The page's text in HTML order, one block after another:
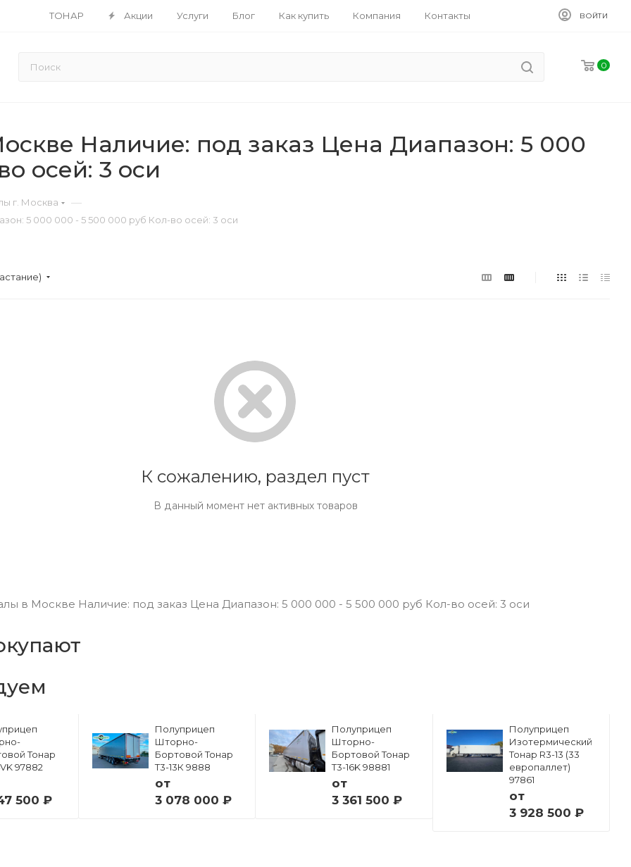
ТОНАР Акции Услуги Блог Как купить Компания Контакты ВОЙТИ
0
Наличие: под заказ Цена Диапазон: 5 000
осей: 3 оси
г. Москва —
5 000 000 - 5 500 000 руб Кол-во осей: 3 оси
К сожалению, раздел пуст
В данный момент нет активных товаров
в Москве Наличие: под заказ Цена Диапазон: 5 000 000 - 5 500 000 руб Кол-во осей: 3 оси
Тонар
97882
500 ₽
Полуприцеп
Шторно-
Бортовой Тонар
Т3-13К 9888
от
3 078 000 ₽
Полуприцеп
Шторно-
Бортовой Тонар
Т3-16K 98881
от
3 361 500 ₽
Полуприцеп
Изотермический
Тонар R3-13 (33
европаллет)
97861
от
3 928 500 ₽